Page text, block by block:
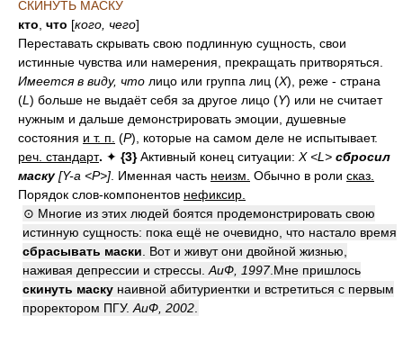
СКИНУТЬ МАСКУ
кто что [кого, чего]
Переставать скрывать свою подлинную сущность, свои
истинные чувства или намерения, прекращать притворяться.
Имеется в виду, что лицо или группа лиц (Х), реже - страна
(L ) больше не выдаёт себя за другое лицо (Y) или не считает
нужным и дальше демонстрировать эмоции, душевные
состояния и т. п. (Р), которые на самом деле не испытывает.
реч. стандарт. ✦ {3}Активный конец ситуации: Х <L> сбросил
маску [Y-а <Р>] Именная часть неизм. Обычно в роли сказ.
Порядок слов-компонентов нефиксир.
⊙ Многие из этих людей боятся продемонстрировать свою
истинную сущность: пока ещё не очевидно, что настало время
сбрасывать маски . Вот и живут они двойной жизнью,
наживая депрессии и стрессы. АиФ, 1997.Мне пришлось
скинуть маску наивной абитуриентки и встретиться с первым
проректором ПГУ. АиФ, 2002